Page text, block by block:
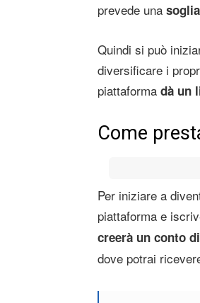
prevede una
Quindi si può
diversificare i
piattaforma dà un
Come
Per iniziare a
piattaforma e
creerà un conto
dove potrai